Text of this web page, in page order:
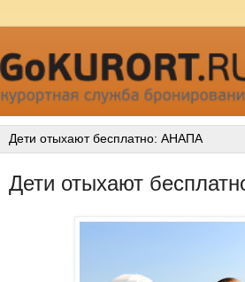
Дети отыхают